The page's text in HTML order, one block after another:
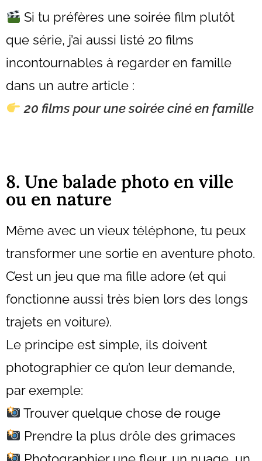
Si tu préfères une soirée film plutôt
que série, j’ai aussi listé 20 films
incontournables à regarder en famille
dans un autre article :
20 films pour une soirée ciné en famille
8. Une balade photo en ville
ou en nature
Même avec un vieux téléphone, tu peux
transformer une sortie en aventure photo.
C’est un jeu que ma fille adore (et qui
fonctionne aussi très bien lors des longs
trajets en voiture).
Le principe est simple, ils doivent
photographier ce qu’on leur demande,
par exemple:
Trouver quelque chose de rouge
Prendre la plus drôle des grimaces